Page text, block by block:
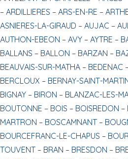
– ARDILLIERES – ARS-EN-RE –
ASNIERES-LA-GIRAUD – AUJAC –
AUTHON-EBEON – AVY – AYTRE –
BALLANS – BALLON – BARZAN –
BEAUVAIS-SUR-MATHA – BEDENAC
BERCLOUX – BERNAY-SAINT-
BIGNAY – BIRON – BLANZAC-LES-
BOUTONNE – BOIS – BOISREDON –
MARTRON – BOSCAMNANT –
BOURCEFRANC-LE-CHAPUS –
TOUVENT – BRAN – BRESDON –